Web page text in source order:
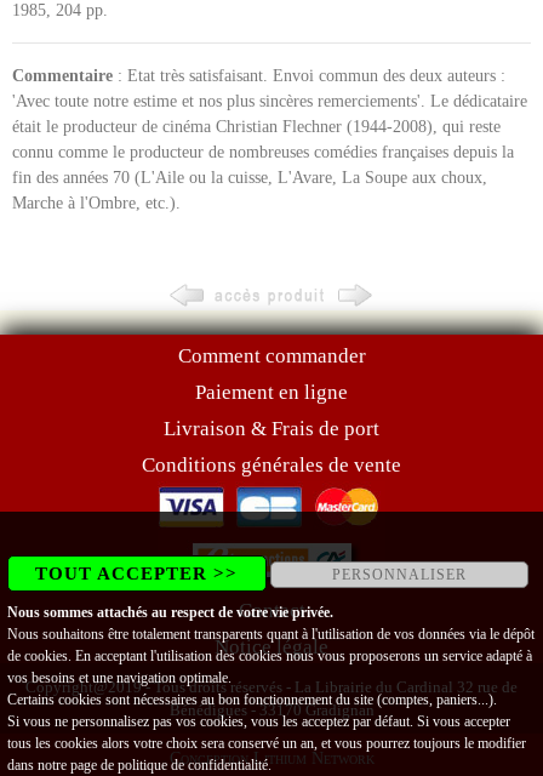
1985, 204 pp.
Commentaire : Etat très satisfaisant. Envoi commun des deux auteurs :
'Avec toute notre estime et nos plus sincères remerciements'. Le dédicataire
était le producteur de cinéma Christian Flechner (1944-2008), qui reste
connu comme le producteur de nombreuses comédies françaises depuis la
fin des années 70 (L'Aile ou la cuisse, L'Avare, La Soupe aux choux,
Marche à l'Ombre, etc.).
Comment commander
Paiement en ligne
Livraison & Frais de port
Conditions générales de vente
Contact
Notice légale
Copyright@2019 - Tous droits réservés - La Librairie du Cardinal 32 rue de
Bénédigues - 33170 Gradignan
Conception Lithium Network
TOUT ACCEPTER >> PERSONNALISER
Nous sommes attachés au respect de votre vie privée.
Nous souhaitons être totalement transparents quant à l'utilisation de vos données via le dépôt
de cookies. En acceptant l'utilisation des cookies nous vous proposerons un service adapté à
vos besoins et une navigation optimale.
Certains cookies sont nécessaires au bon fonctionnement du site (comptes, paniers...).
Si vous ne personnalisez pas vos cookies, vous les acceptez par défaut. Si vous accepter
tous les cookies alors votre choix sera conservé un an, et vous pourrez toujours le modifier
dans notre page de politique de confidentialité.